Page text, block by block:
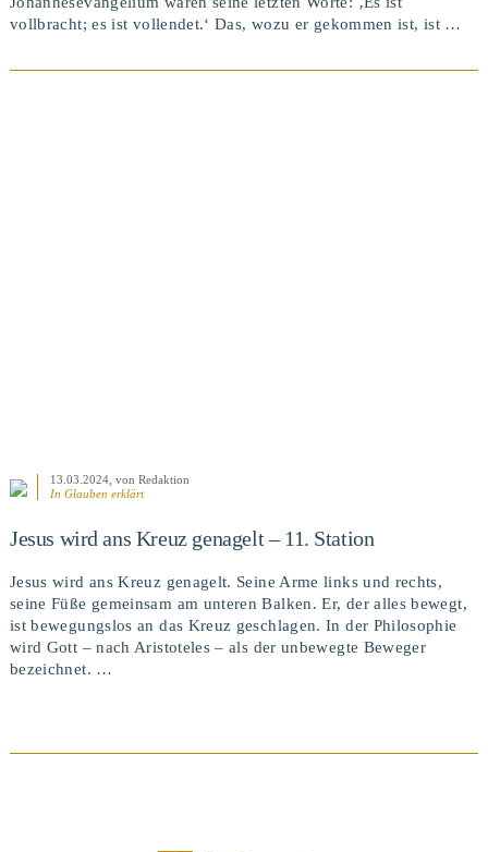
vollbracht; es ist vollendet.‘ Das, wozu er gekommen ist, ist …
13.03.2024, von Redaktion
In Glauben erklärt
Jesus wird ans Kreuz genagelt – 11. Station
Jesus wird ans Kreuz genagelt. Seine Arme links und rechts,
seine Füße gemeinsam am unteren Balken. Er, der alles bewegt,
ist bewegungslos an das Kreuz geschlagen. In der Philosophie
wird Gott – nach Aristoteles – als der unbewegte Beweger
bezeichnet. …